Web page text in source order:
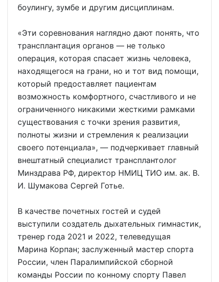
боулингу, зумбе и другим дисциплинам.
«Эти соревнования наглядно дают понять, что
трансплантация органов — не только
операция, которая спасает жизнь человека,
находящегося на грани, но и тот вид помощи,
который предоставляет пациентам
возможность комфортного, счастливого и не
ограниченного никакими жесткими рамками
существования с точки зрения развития,
полноты жизни и стремления к реализации
своего потенциала», — подчеркивает главный
внештатный специалист трансплантолог
Минздрава РФ, директор НМИЦ ТИО им. ак. В.
И. Шумакова Сергей Готье.
В качестве почетных гостей и судей
выступили создатель дыхательных гимнастик,
тренер года 2021 и 2022, телеведущая
Марина Корпан; заслуженный мастер спорта
России, член Паралимпийской сборной
команды России по конному спорту Павел